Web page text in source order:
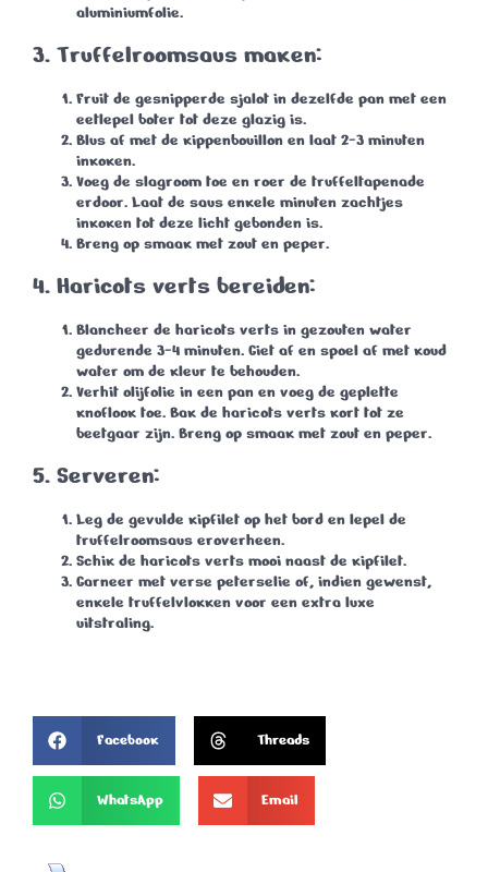
aluminiumfolie.
3. Truffelroomsaus maken:
Fruit de gesnipperde sjalot in dezelfde pan met een
eetlepel boter tot deze glazig is.
Blus af met de kippenbouillon en laat 2-3 minuten
inkoken.
Voeg de slagroom toe en roer de truffeltapenade
erdoor. Laat de saus enkele minuten zachtjes
inkoken tot deze licht gebonden is.
Breng op smaak met zout en peper.
4. Haricots verts bereiden:
Blancheer de haricots verts in gezouten water
gedurende 3-4 minuten. Giet af en spoel af met koud
water om de kleur te behouden.
Verhit olijfolie in een pan en voeg de geplette
knoflook toe. Bak de haricots verts kort tot ze
beetgaar zijn. Breng op smaak met zout en peper.
5. Serveren:
Leg de gevulde kipfilet op het bord en lepel de
truffelroomsaus eroverheen.
Schik de haricots verts mooi naast de kipfilet.
Garneer met verse peterselie of, indien gewenst,
enkele truffelvlokken voor een extra luxe
uitstraling.
Facebook Threads
WhatsApp Email